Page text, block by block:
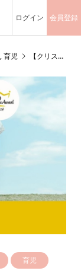
ログイン 会員登録
,育児 【クリスマスプレゼント】まだ間に合う！毎日頑張るママへ。満足度ランキング『ベビカムアワード』に回答で5,000円分のQUOカードPayが当たります
育児